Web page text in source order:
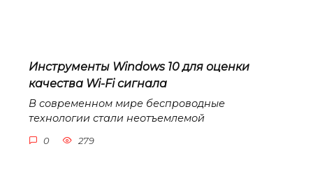
Инструменты Windows 10 для оценки
качества Wi-Fi сигнала
В современном мире беспроводные
технологии стали неотъемлемой
0 279